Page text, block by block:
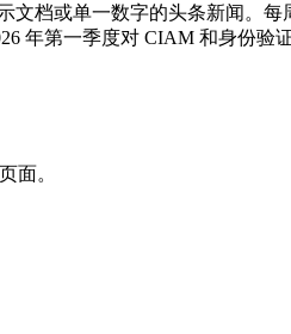
档或单一数字的头条新闻。
第一季度对 CIAM 和身份验
面。